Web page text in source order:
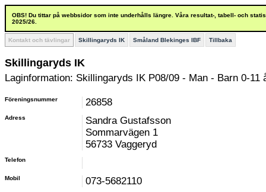
OBS! Du tittar på webbsidor som inte underhålls längre. Våra resultat-, tabell- och
2025/26.
Kontakt och tävlingar Skillingaryds IK Småland Blekinges IBF Tillbaka
Skillingaryds IK
Laginformation: Skillingaryds IK P08/09 - Man - Barn 0-11
Föreningsnummer 26858
Adress
Sandra Gustafsson
Sommarvägen 1
56733 Vaggeryd
Telefon
Mobil 073-5682110